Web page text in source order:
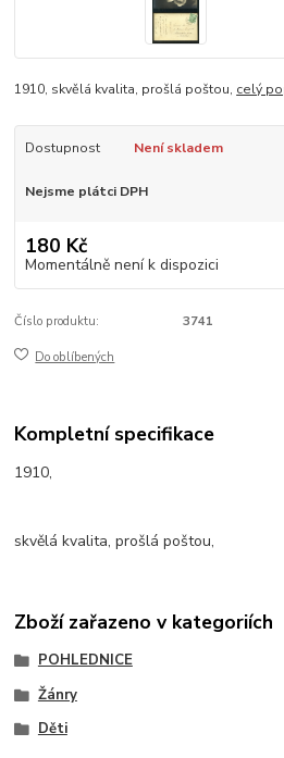
1910, skvělá kvalita, prošlá poštou, celý
Dostupnost Není skladem
Nejsme plátci DPH
180 Kč
Momentálně není k dispozici
Číslo produktu: 3741
Do oblíbených
Kompletní specifikace
1910,
skvělá kvalita, prošlá poštou,
Zboží zařazeno v kategoriích
POHLEDNICE
Žánry
Děti